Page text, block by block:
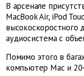
В арсенале
MacBook Air, iPod
высокоскоростного
аудиосистема с
Помимо этого в
компьютер Mac и